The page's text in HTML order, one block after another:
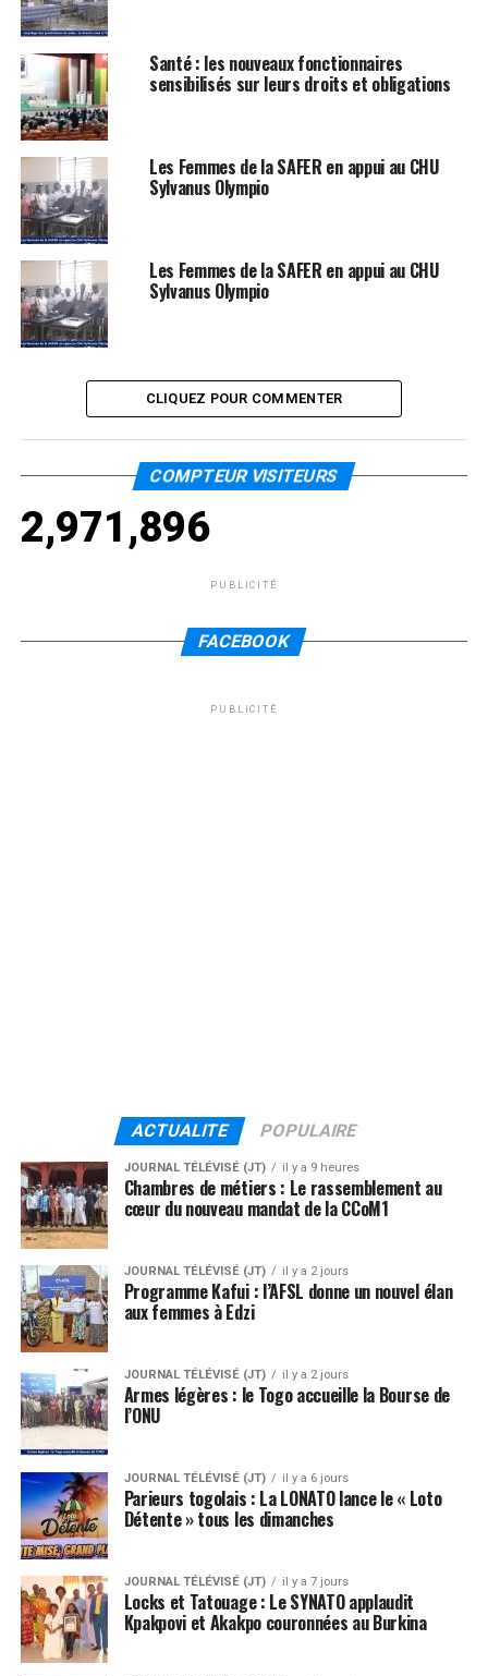
Santé : les nouveaux fonctionnaires
sensibilisés sur leurs droits et obligations
Les Femmes de la SAFER en appui au CHU
Sylvanus Olympio
Les Femmes de la SAFER en appui au CHU
Sylvanus Olympio
CLIQUEZ POUR COMMENTER
COMPTEUR VISITEURS
2,971,896
PUBLICITÉ
FACEBOOK
PUBLICITÉ
ACTUALITE POPULAIRE
JOURNAL TÉLÉVISÉ (JT) il y a 9 heures
Chambres de métiers : Le rassemblement au
cœur du nouveau mandat de la CCoM1
JOURNAL TÉLÉVISÉ (JT) il y a 2 jours
Programme Kafui : l’AFSL donne un nouvel élan
aux femmes à Edzi
JOURNAL TÉLÉVISÉ (JT) il y a 2 jours
Armes légères : le Togo accueille la Bourse de
l’ONU
JOURNAL TÉLÉVISÉ (JT) il y a 6 jours
Parieurs togolais : La LONATO lance le « Loto
Détente » tous les dimanches
JOURNAL TÉLÉVISÉ (JT) il y a 7 jours
Locks et Tatouage : Le SYNATO applaudit
Kpakpovi et Akakpo couronnées au Burkina